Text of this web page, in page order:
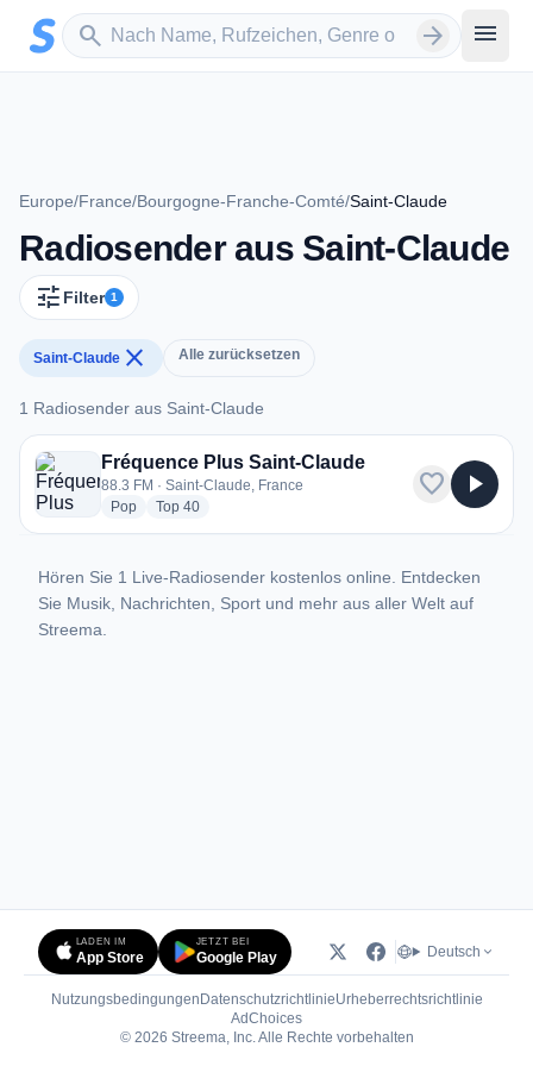
Zum Hauptinhalt springen
search
Sender suchen arrow_forward menu
Europe/France/Bourgogne-Franche-Comté/Saint-Claude
Radiosender aus Saint-Claude
tune Filter 1
Saint-Claude close Alle zurücksetzen
1 Radiosender aus Saint-Claude
1 Radiosender aus Saint-Claude
Fréquence Plus Saint-Claude
88.3 FM · Saint-Claude, France
Popradio stations
Top 40radio stations
favorite play_arrow
Hören Sie 1 Live-Radiosender kostenlos online. Entdecken
Sie Musik, Nachrichten, Sport und mehr aus aller Welt auf
Streema.
LADEN IM
App Store
JETZT BEI
Google Play Deutsch
Nutzungsbedingungen DatenschutzrichtlinieUrheberrechtsrichtlinie
AdChoices(öffnet in neuem Tab)
© 2026 Streema, Inc. Alle Rechte vorbehalten